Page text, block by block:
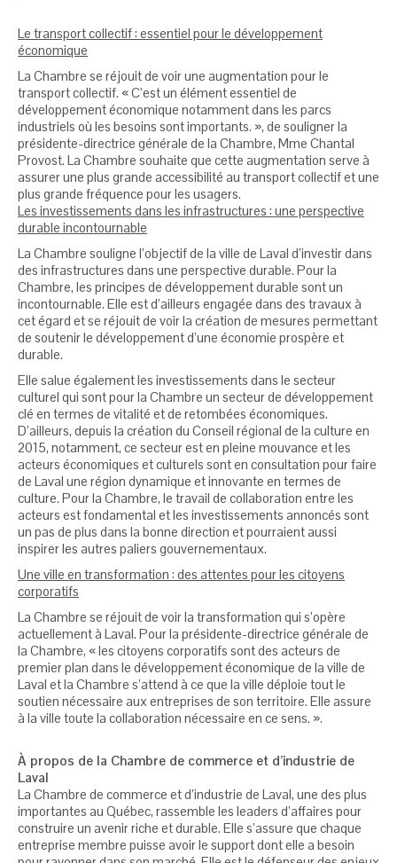
Le transport collectif : essentiel pour le développement
économique
La Chambre se réjouit de voir une augmentation pour le
transport collectif. « C’est un élément essentiel de
développement économique notamment dans les parcs
industriels où les besoins sont importants. », de souligner la
présidente-directrice générale de la Chambre, Mme Chantal
Provost. La Chambre souhaite que cette augmentation serve à
assurer une plus grande accessibilité au transport collectif et une
plus grande fréquence pour les usagers.
Les investissements dans les infrastructures : une perspective
durable incontournable
La Chambre souligne l’objectif de la ville de Laval d’investir dans
des infrastructures dans une perspective durable. Pour la
Chambre, les principes de développement durable sont un
incontournable. Elle est d’ailleurs engagée dans des travaux à
cet égard et se réjouit de voir la création de mesures permettant
de soutenir le développement d’une économie prospère et
durable.
Elle salue également les investissements dans le secteur
culturel qui sont pour la Chambre un secteur de développement
clé en termes de vitalité et de retombées économiques.
D’ailleurs, depuis la création du Conseil régional de la culture en
2015, notamment, ce secteur est en pleine mouvance et les
acteurs économiques et culturels sont en consultation pour faire
de Laval une région dynamique et innovante en termes de
culture. Pour la Chambre, le travail de collaboration entre les
acteurs est fondamental et les investissements annoncés sont
un pas de plus dans la bonne direction et pourraient aussi
inspirer les autres paliers gouvernementaux.
Une ville en transformation : des attentes pour les citoyens
corporatifs
La Chambre se réjouit de voir la transformation qui s’opère
actuellement à Laval. Pour la présidente-directrice générale de
la Chambre, « les citoyens corporatifs sont des acteurs de
premier plan dans le développement économique de la ville de
Laval et la Chambre s’attend à ce que la ville déploie tout le
soutien nécessaire aux entreprises de son territoire. Elle assure
à la ville toute la collaboration nécessaire en ce sens. ».
À propos de la Chambre de commerce et d’industrie de
Laval
La Chambre de commerce et d’industrie de Laval, une des plus
importantes au Québec, rassemble les leaders d’affaires pour
construire un avenir riche et durable. Elle s’assure que chaque
entreprise membre puisse avoir le support dont elle a besoin